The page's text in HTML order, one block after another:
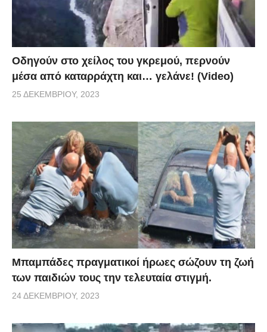
Οδηγούν στο χείλος του γκρεμού, περνούν
μέσα από καταρράχτη και… γελάνε! (Video)
25 ΔΕΚΕΜΒΡΊΟΥ, 2023
Μπαμπάδες πραγματικοί ήρωες σώζουν τη ζωή
των παιδιών τους την τελευταία στιγμή.
24 ΔΕΚΕΜΒΡΊΟΥ, 2023